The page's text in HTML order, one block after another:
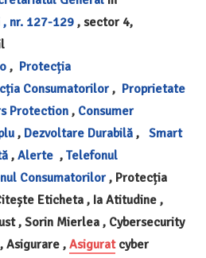
nr. 127-129 , sector 4,
, Protecția
Consumatorilor , Proprietate
Protection , Consumer
, Dezvoltare Durabilă , Smart
, Alerte , Telefonul
Consumatorilor, Protecția
Eticheta , Ia Atitudine ,
, Sorin Mierlea , Cybersecurity
Asigurare , Asigurat cyber